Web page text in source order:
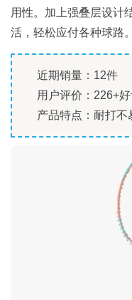
用性。加上强叠层设计
活，轻松应付各种球路。
近期销量：12件
用户评价：226+
产品特点：耐打